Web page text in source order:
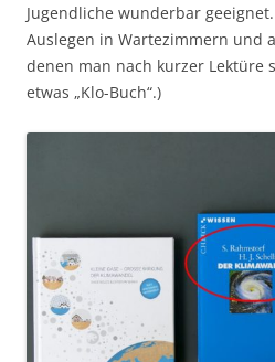
Jugendliche wunderbar
Auslegen in Wartezimmern und
denen man nach kurzer Lektüre
etwas „Klo-Buch“.)